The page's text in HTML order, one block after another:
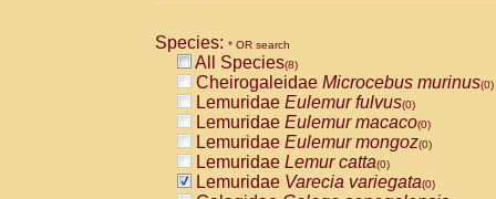
AtelidaeAlouatta
AtelidaeAteles belzebuth
AtelidaeAteles geoffroyi(0)
AtelidaeAteles paniscus(0)
AtelidaeAtelesspp. (0)
AtelidaeLagothrix lagothricha(0)
AtelidaeLagothrix lagothricha cana
PitheciidaeCacajao calvus
Species: * OR search
All Species(8)
Cheirogaleidae Microcebus murinus(0)
Lemuridae Eulemur fulvus(0)
Lemuridae Eulemur macaco(0)
Lemuridae Eulemur mongoz(0)
Lemuridae Lemur catta(0)
Lemuridae Varecia variegata(0)